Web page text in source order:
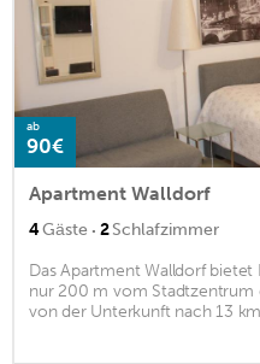
ab
90€
Apartment Walldorf
4Gäste · 2Schlafzimmer
Das Apartment Walldorf
nur 200 m vom Stadtzentrum
von der Unterkunft nach 13